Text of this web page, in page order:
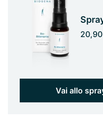
Vai allo